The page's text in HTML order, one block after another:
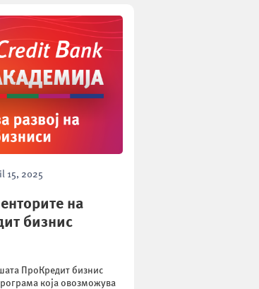
15, 2025
на
бизнис
ПроКредит бизнис
која овозможува